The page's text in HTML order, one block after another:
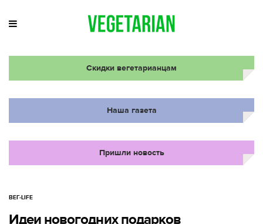
Скидки вегетарианцам
Наша газета
Пришли новость
ВЕГ-LIFE
Идеи новогодних подарков